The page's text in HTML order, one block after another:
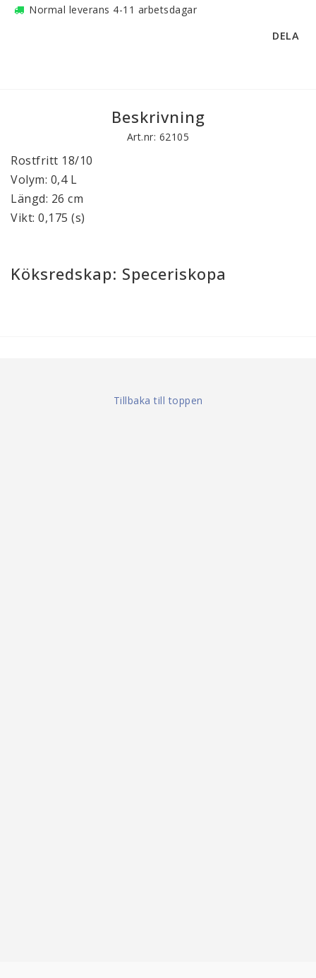
Normal leverans 4-11 arbetsdagar
DELA
Beskrivning
Art.nr: 62105
Rostfritt 18/10
Volym: 0,4 L
Längd: 26 cm
Vikt: 0,175 (s)
Köksredskap: Speceriskopa
Tillbaka till toppen